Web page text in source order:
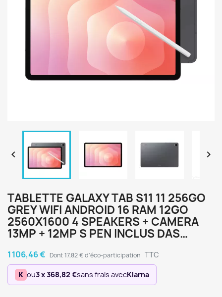
 
TABLETTE GALAXY TAB S11 11 256GO
GREY WIFI ANDROID 16 RAM 12GO
2560X1600 4 SPEAKERS + CAMERA
13MP + 12MP S PEN INCLUS DAS…
1 106,46 € Dont 17,82 € d'éco-participation TTC
K ou3 x 368,82 €sans frais avecKlarna